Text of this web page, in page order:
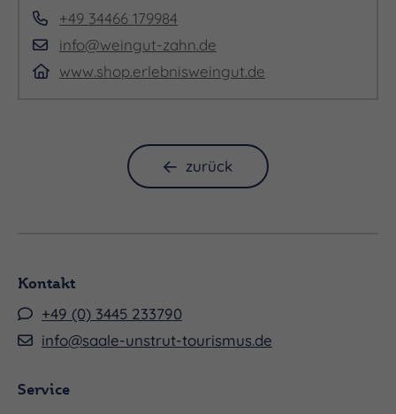
+49 34466 179984
info@weingut-zahn.de
www.shop.erlebnisweingut.de
zurück
Kontakt
+49 (0) 3445 233790
info@saale-unstrut-tourismus.de
Service